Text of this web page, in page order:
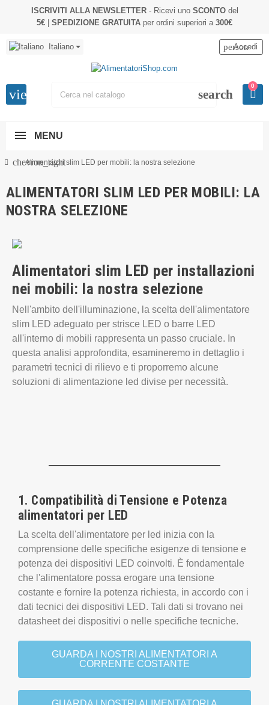
ISCRIVITI ALLA NEWSLETTER- Ricevi uno SCONTOdel
5€
SPEDIZIONE GRATUITA per ordini superiori a 300€
Italiano
view_headline search
person
Accedi
0
MENU
chevron_right
Alimentatori slim LED per mobili: la nostra selezione
ALIMENTATORI SLIM LED PER MOBILI: LA
NOSTRA SELEZIONE
Alimentatori slim LED per installazioni
nei mobili: la nostra selezione
Nell'ambito dell'illuminazione, la scelta dell'alimentatore
slim LED adeguato per strisce LED o barre LED
all'interno di mobili rappresenta un passo cruciale. In
questa analisi approfondita, esamineremo in dettaglio i
parametri tecnici di rilievo e ti proporremo alcune
soluzioni di alimentazione led divise per necessità.
1. Compatibilità di Tensione e Potenza
La scelta dell'alimentatore per led inizia con la
comprensione delle specifiche esigenze di tensione e
potenza dei dispositivi LED coinvolti. È fondamentale
che l'alimentatore possa erogare una tensione
costante e fornire la potenza richiesta, in accordo con i
dati tecnici dei dispositivi LED. Tali dati si trovano nei
datasheet dei dispositivi o nelle specifiche tecniche.
GUARDA I NOSTRI ALIMENTATORI A